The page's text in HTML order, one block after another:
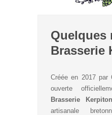
Quelques
Brasserie
Créée en 2017 par
ouverte
Brasserie Kerpiton
artisanale